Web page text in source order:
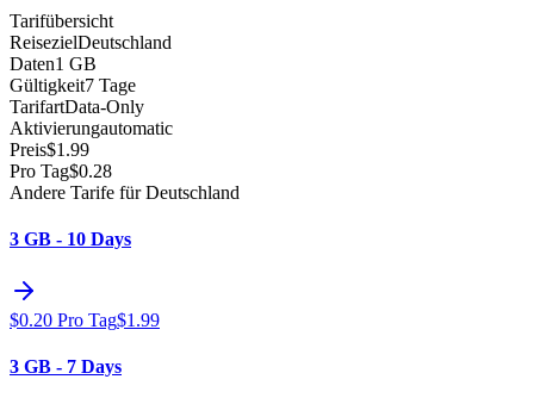
Tarifübersicht
ReisezielDeutschland
Daten1 GB
Gültigkeit7 Tage
TarifartData-Only
Aktivierungautomatic
Preis$1.99
Pro Tag$0.28
Andere Tarife für Deutschland
3 GB - 10 Days
$0.20 Pro Tag$1.99
3 GB - 7 Days